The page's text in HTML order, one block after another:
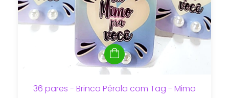
36 pares - Brinco Pérola com Tag - Mimo